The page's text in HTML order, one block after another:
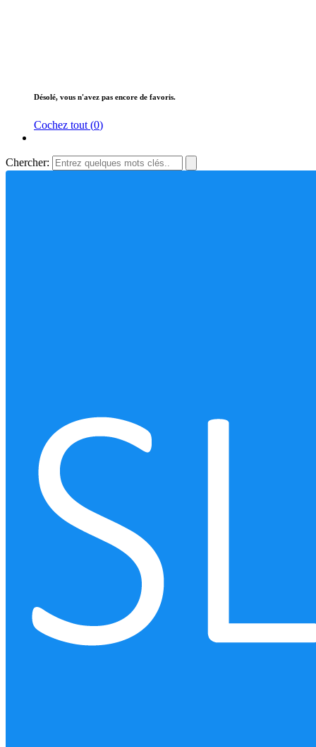
Désolé, vous n'avez pas encore de favoris.
Cochez tout (0)
Chercher: